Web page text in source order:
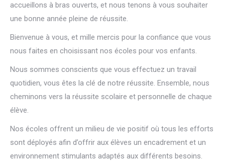
accueillons à bras ouverts, et nous tenons à vous souhaiter
une bonne année pleine de réussite.
Bienvenue à vous, et mille mercis pour la confiance que vous
nous faites en choisissant nos écoles pour vos enfants.
Nous sommes conscients que vous effectuez un travail
quotidien, vous êtes la clé de notre réussite. Ensemble, nous
cheminons vers la réussite scolaire et personnelle de chaque
élève.
Nos écoles offrent un milieu de vie positif où tous les efforts
sont déployés afin d’offrir aux élèves un encadrement et un
environnement stimulants adaptés aux différents besoins.